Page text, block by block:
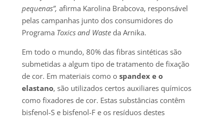
pequenas”, afirma Karolina Brabcova, responsável
pelas campanhas junto dos consumidores do
Programa Toxics and Wasteda Arnika.
Em todo o mundo, 80% das fibras sintéticas são
submetidas a algum tipo de tratamento de fixação
de cor. Em materiais como o spandex e o
elastano, são utilizados certos auxiliares químicos
como fixadores de cor. Estas substâncias contêm
bisfenol-S e bisfenol-F e os resíduos destes